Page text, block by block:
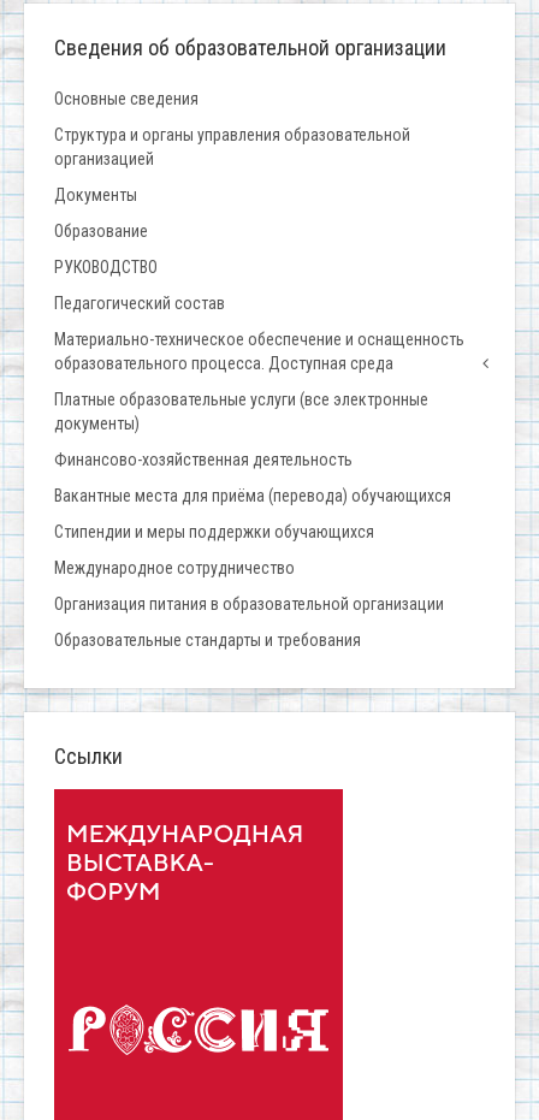
Сведения об образовательной организации
Основные сведения
Структура и органы управления образовательной
организацией
Документы
Образование
РУКОВОДСТВО
Педагогический состав
Материально-техническое обеспечение и оснащенность
образовательного процесса. Доступная среда
Платные образовательные услуги (все электронные
документы)
Финансово-хозяйственная деятельность
Вакантные места для приёма (перевода) обучающихся
Стипендии и меры поддержки обучающихся
Международное сотрудничество
Организация питания в образовательной организации
Образовательные стандарты и требования
Ссылки